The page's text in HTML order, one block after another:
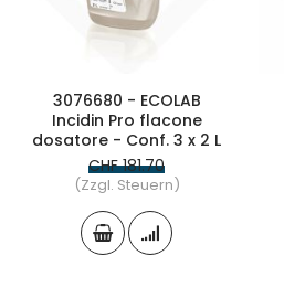
3076680 - ECOLAB
Incidin Pro flacone
dosatore - Conf. 3 x 2 L
CHF 181.70
(Zzgl. Steuern)